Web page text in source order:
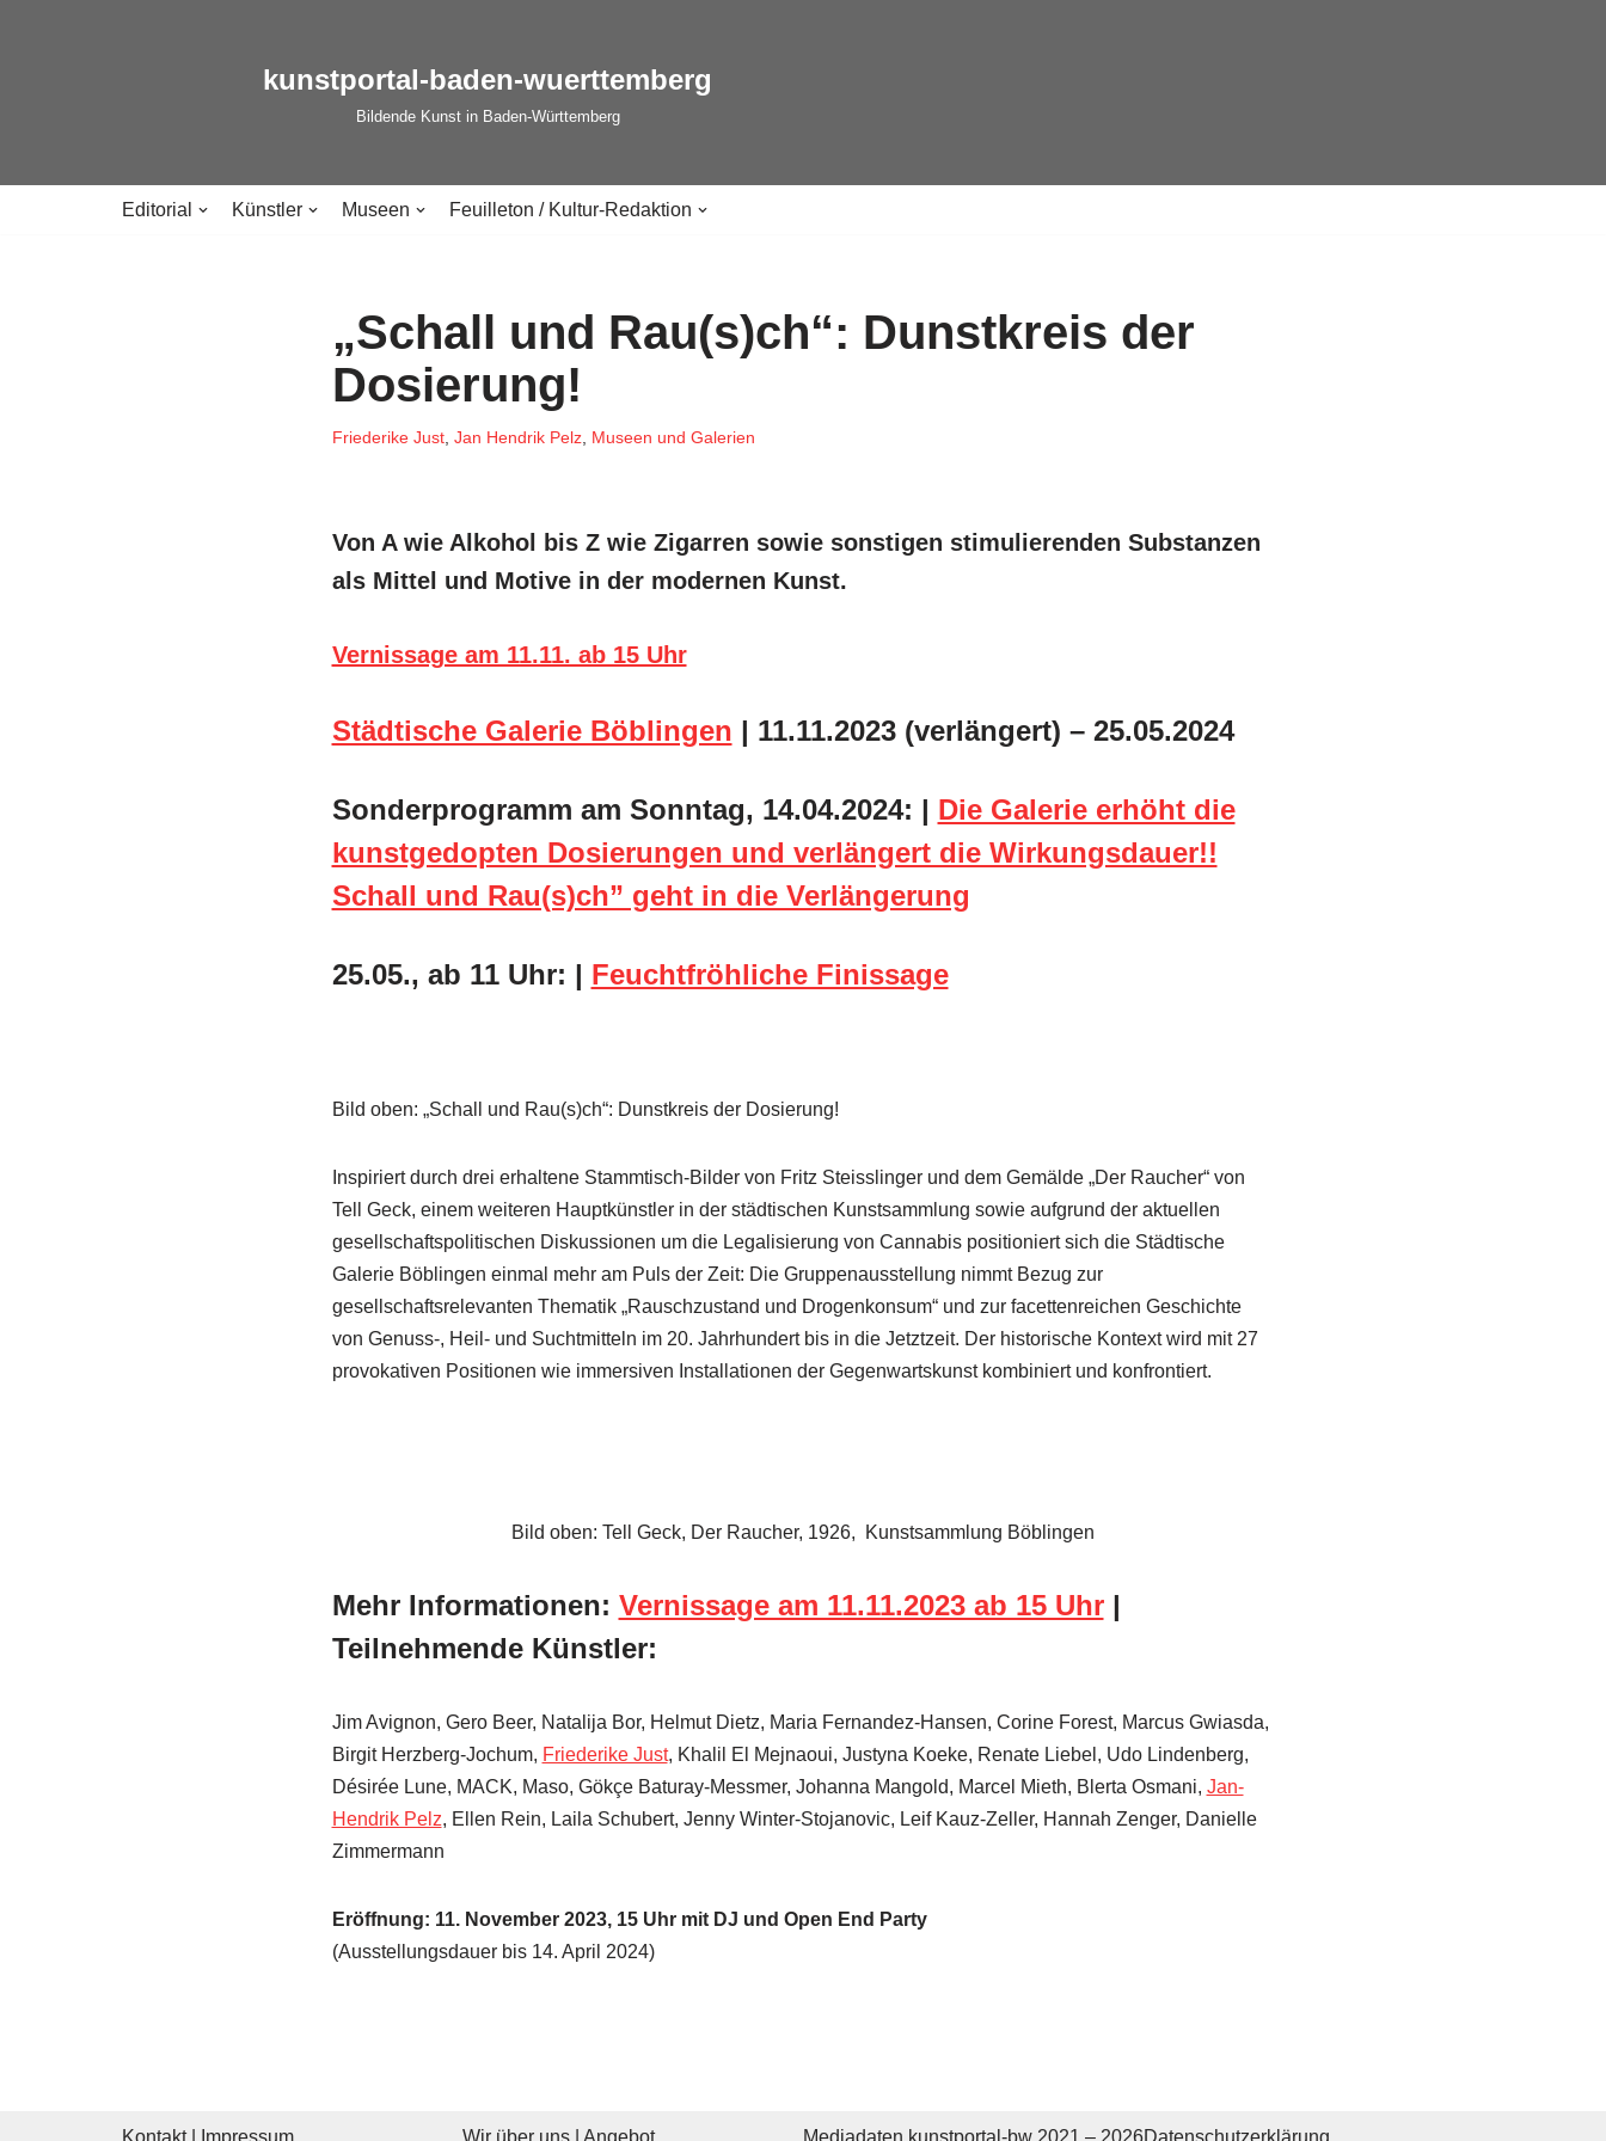
kunstportal-baden-wuerttemberg
Bildende Kunst in Baden-Württemberg
Editorial Künstler Museen Feuilleton / Kultur-Redaktion
„Schall und Rau(s)ch“: Dunstkreis der
Dosierung!
Friederike Just, Jan Hendrik Pelz, Museen und Galerien
Von A wie Alkohol bis Z wie Zigarren sowie sonstigen stimulierenden Substanzen
als Mittel und Motive in der modernen Kunst.
Vernissage am 11.11. ab 15 Uhr
Städtische Galerie Böblingen | 11.11.2023 (verlängert) – 25.05.2024
Sonderprogramm am Sonntag, 14.04.2024: | Die Galerie erhöht die
kunstgedopten Dosierungen und verlängert die Wirkungsdauer!!
Schall und Rau(s)ch” geht in die Verlängerung
25.05., ab 11 Uhr: | Feuchtfröhliche Finissage
Bild oben: „Schall und Rau(s)ch“: Dunstkreis der Dosierung!
Inspiriert durch drei erhaltene Stammtisch-Bilder von Fritz Steisslinger und dem Gemälde „Der Raucher“ von
Tell Geck, einem weiteren Hauptkünstler in der städtischen Kunstsammlung sowie aufgrund der aktuellen
gesellschaftspolitischen Diskussionen um die Legalisierung von Cannabis positioniert sich die Städtische
Galerie Böblingen einmal mehr am Puls der Zeit: Die Gruppenausstellung nimmt Bezug zur
gesellschaftsrelevanten Thematik „Rauschzustand und Drogenkonsum“ und zur facettenreichen Geschichte
von Genuss-, Heil- und Suchtmitteln im 20. Jahrhundert bis in die Jetztzeit. Der historische Kontext wird mit 27
provokativen Positionen wie immersiven Installationen der Gegenwartskunst kombiniert und konfrontiert.
Bild oben: Tell Geck, Der Raucher, 1926, Kunstsammlung Böblingen
Mehr Informationen: Vernissage am 11.11.2023 ab 15 Uhr|
Teilnehmende Künstler:
Jim Avignon, Gero Beer, Natalija Bor, Helmut Dietz, Maria Fernandez-Hansen, Corine Forest, Marcus Gwiasda,
Birgit Herzberg-Jochum, Friederike Just, Khalil El Mejnaoui, Justyna Koeke, Renate Liebel, Udo Lindenberg,
Désirée Lune, MACK, Maso, Gökçe Baturay-Messmer, Johanna Mangold, Marcel Mieth, Blerta Osmani, Jan-
Hendrik Pelz, Ellen Rein, Laila Schubert, Jenny Winter-Stojanovic, Leif Kauz-Zeller, Hannah Zenger, Danielle
Zimmermann
Eröffnung: 11. November 2023, 15 Uhr mit DJ und Open End Party
(Ausstellungsdauer bis 14. April 2024)
Kontakt | Impressum Wir über uns | Angebot Mediadaten kunstportal-bw 2021 – 2026Datenschutzerklärung